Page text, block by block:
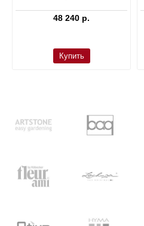
48 240 р.
Купить